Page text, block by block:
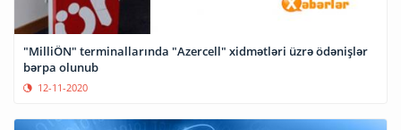
"MilliÖN" terminallarında "Azercell" xidmətləri üzrə ödənişlər
bərpa olunub
12-11-2020